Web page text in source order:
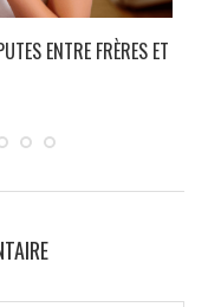
ENTRE FRÈRES ET